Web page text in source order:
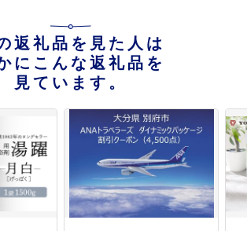
返礼品を見た人は
にこんな返礼品を
見ています。